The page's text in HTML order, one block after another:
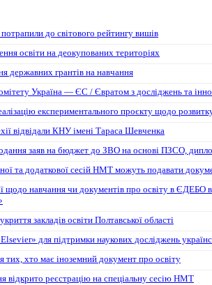
до світового рейтингу вишів
освіти на деокупованих територіях
державних грантів на навчання
Україна — ЄС / Євратом з досліджень та
експериментального проєкту щодо
відвідали КНУ імені Тараса Шевченка
заяв на бюджет до ЗВО на основі ПЗСО,
та додаткової сесій НМТ можуть подавати
щодо навчання чи документів про освіту в ЄДЕБО
закладів освіти Полтавської області
для підтримки наукових досліджень
тих, хто має іноземний документ про освіту
відкрито реєстрацію на спеціальну сесію НМТ